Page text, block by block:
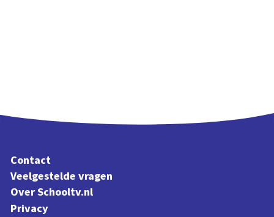
Contact
Veelgestelde vragen
Over Schooltv.nl
Privacy